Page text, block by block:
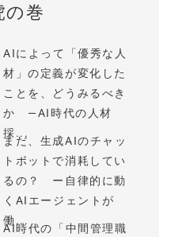
の巻
AIによって「優秀な人
材」の定義が変化した
ことを、どうみるべき
か —AI時代の人材
採...
まだ、生成AIのチャッ
トボットで消耗してい
るの？ ー自律的に動
くAIエージェントが
働...
AI時代の「中間管理職